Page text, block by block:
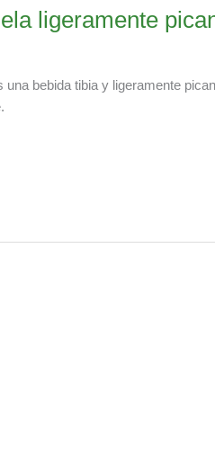
ligeramente
una bebida tibia y ligeramente